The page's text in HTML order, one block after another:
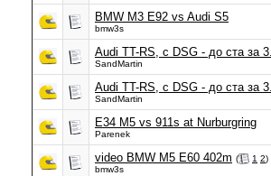
BMW M3 E92 vs Audi S5
bmw3s
Audi TT-RS, с DSG - до ста за
SandMartin
Audi TT-RS, с DSG - до ста за
SandMartin
E34 M5 vs 911s at Nurburgring
Parenek
video BMW M5 E60 402m ( 1 2)
bmw3s